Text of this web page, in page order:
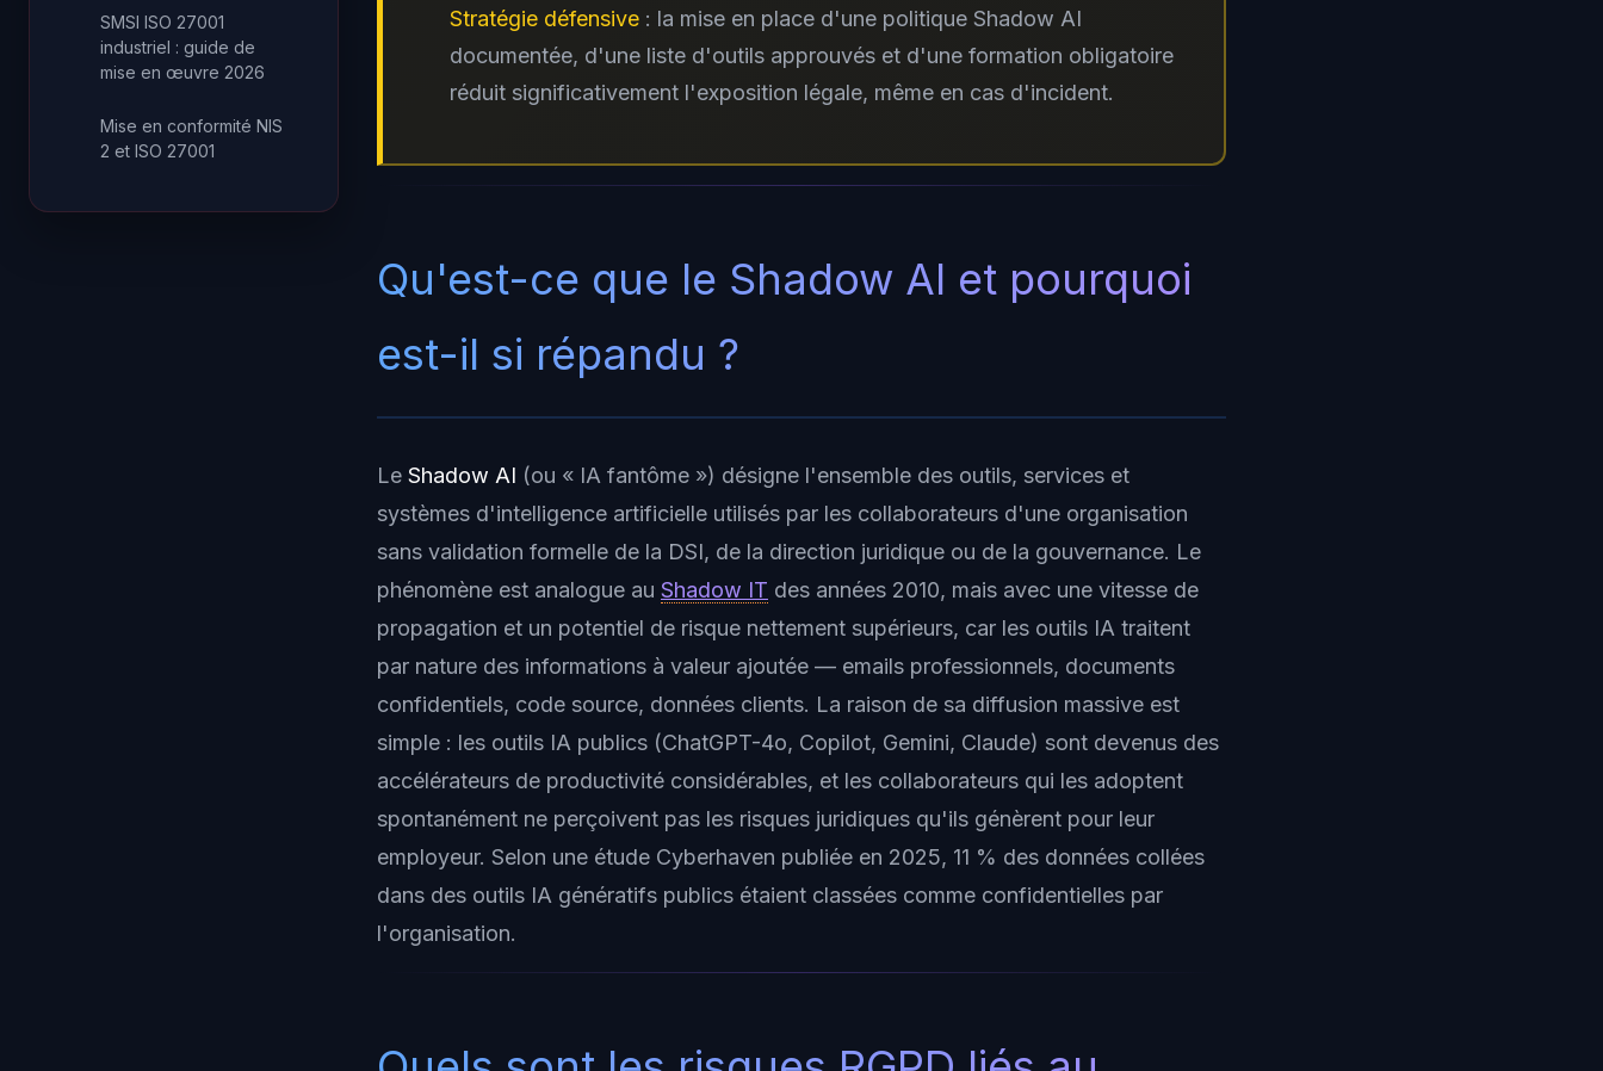
SMSI ISO 27001
industriel : guide de
mise en œuvre 2026
Mise en conformité NIS
2 et ISO 27001
Stratégie défensive : la mise en place d'une politique Shadow AI
documentée, d'une liste d'outils approuvés et d'une formation obligatoire
réduit significativement l'exposition légale, même en cas d'incident.
Qu'est-ce que le Shadow AI et pourquoi
est-il si répandu ?
Le Shadow AI (ou « IA fantôme ») désigne l'ensemble des outils, services et
systèmes d'intelligence artificielle utilisés par les collaborateurs d'une organisation
sans validation formelle de la DSI, de la direction juridique ou de la gouvernance. Le
phénomène est analogue au Shadow IT des années 2010, mais avec une vitesse de
propagation et un potentiel de risque nettement supérieurs, car les outils IA traitent
par nature des informations à valeur ajoutée — emails professionnels, documents
confidentiels, code source, données clients. La raison de sa diffusion massive est
simple : les outils IA publics (ChatGPT-4o, Copilot, Gemini, Claude) sont devenus des
accélérateurs de productivité considérables, et les collaborateurs qui les adoptent
spontanément ne perçoivent pas les risques juridiques qu'ils génèrent pour leur
employeur. Selon une étude Cyberhaven publiée en 2025, 11 % des données collées
dans des outils IA génératifs publics étaient classées comme confidentielles par
l'organisation.